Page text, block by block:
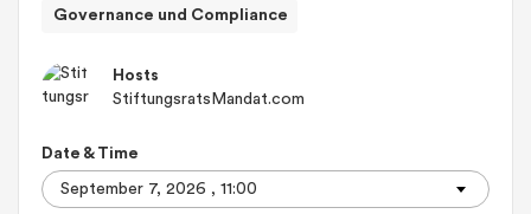
Governance und Compliance
Hosts
StiftungsratsMandat.com
Date & Time